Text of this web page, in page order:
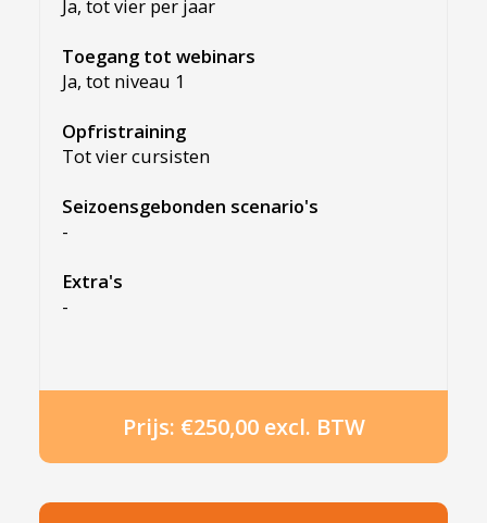
Ja, tot vier per jaar
Toegang tot webinars
Ja, tot niveau 1
Opfristraining
Tot vier cursisten
Seizoensgebonden scenario's
-
Extra's
-
Prijs: €250,00 excl. BTW